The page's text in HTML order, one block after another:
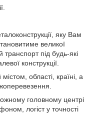
яку Вам
великої
під будь-які
конструкції.
області, країні, а
головному центрі
логіст у точності